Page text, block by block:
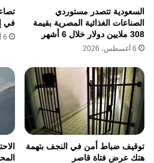
“باتريوت”، وأنظمة “ثاد”،
الجيل الخامس.
إلى ذلك، أكد هيجسيث أن
مواجهة عسكرية جديدة”
الدفاع عن نفسها”، داعياً
التوتر واستخدام القنوات
المزيد من التصعيد.
السعودية تتصدر مستوردي
الصناعات الغذائية المصرية بقيمة
308 ملايين دولار خلال 6 أشهر
6 أغسطس، 2026
في
6 أغسطس، 2026
توقيف ضباط أمن في النجف بتهمة
هتك عرض فتاة قاصر